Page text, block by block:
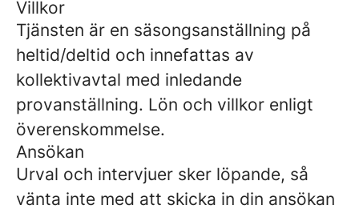
Villkor
Tjänsten är en säsongsanställning på
heltid/deltid och innefattas av
kollektivavtal med inledande
provanställning. Lön och villkor enligt
överenskommelse.
Ansökan
Urval och intervjuer sker löpande, så
vänta inte med att skicka in din ansökan